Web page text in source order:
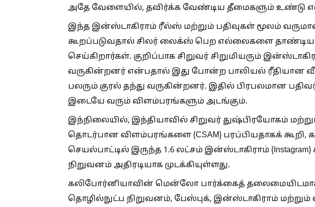
அதே வேளையில், தவிர்க்க வேண்டிய தீமைகளும் உண்டு
இந்த இன்ஸ்டாகிராம் ரீல்ஸ் மற்றும் பதிவுகள் மூலம்
கூறப்படுவதால் சிலர் லைக்ஸ் பெற எல்லைகளை தாண்டிய
செய்கிறார்கள். குறிப்பாக சிறுவர் சிறுமியரும்
வருகின்றனர் என்பதால் இது போன்ற பாலியல் ரீதியான
பலரும் குரல் தந்து வருகின்றனர். இதில் பிரபலமான
இடையே வரும் விளம்பரங்களும் அடங்கும்.
இந்நிலையில், இந்தியாவில் சிறுவர் துஷ்பிரயோகம்
தொடர்பான விளம்பரங்களை (CSAM) பரப்பியதாகக் கூறி,
செயல்பாட்டில் இருந்த 1.6 லட்சம் இன்ஸ்டாகிராம்
நிறுவனம் அதிரடியாக முடக்கியுள்ளது.
கலிபோர்னியாவின் மென்லோ பார்க்கைத்
தொழில்நுட்ப நிறுவனம், பேஸ்புக், இன்ஸ்டாகிராம்